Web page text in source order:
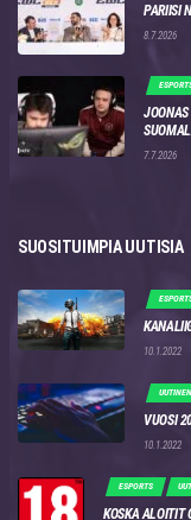
PARIISI
8.7.2026
JOONAS
7.7.2026
SUOSITUIMPIA UUTISIA
10.1.2022
UUTINEN
VUOSI
10.1.2022
ESPORTS
KOSKA ALOITIT